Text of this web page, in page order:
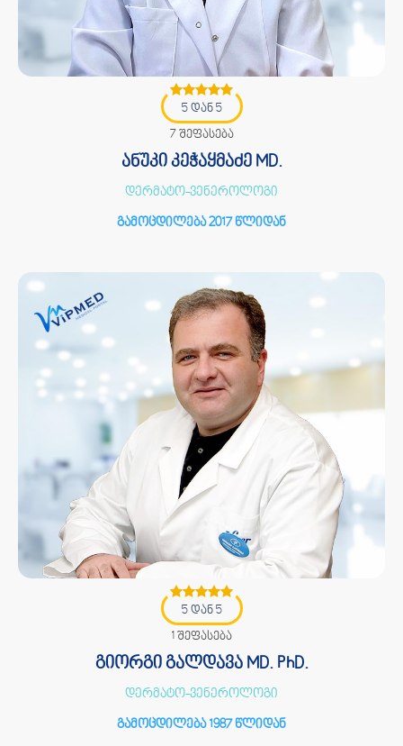
5 დან 5
7 შეფასება
ანუკი კეჭაყმაძე MD.
დერმატო-ვენეროლოგი
გამოცდილება 2017 წლიდან
5 დან 5
1 შეფასება
გიორგი გალდავა MD. PhD.
დერმატო-ვენეროლოგი
გამოცდილება 1987 წლიდან